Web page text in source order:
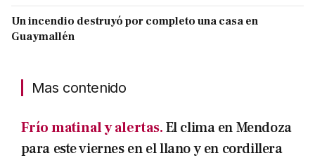
Un incendio destruyó por completo una casa en
Guaymallén
Mas contenido
Frío matinal y alertas.El clima en Mendoza
para este viernes en el llano y en cordillera